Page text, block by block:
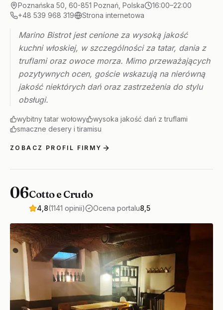
Poznańska 50, 60-851 Poznań, Polska
16:00–22:00
+48 539 968 319
Strona internetowa
Marino Bistrot jest cenione za wysoką jakość
kuchni włoskiej, w szczególności za tatar, dania z
truflami oraz owoce morza. Mimo przeważających
pozytywnych ocen, goście wskazują na nierówną
jakość niektórych dań oraz zastrzeżenia do stylu
obsługi.
wybitny tatar wołowy
wysoka jakość dań z truflami
smaczne desery i tiramisu
ZOBACZ PROFIL FIRMY
06Cotto e Crudo
4,8(1141 opinii) Ocena portalu8,5